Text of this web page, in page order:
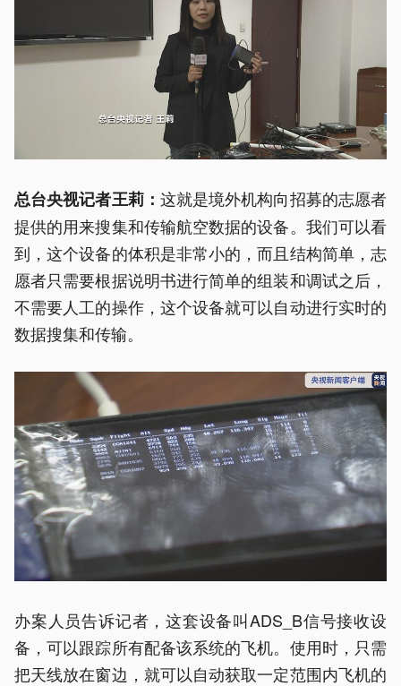
总台央视记者王莉： 这就是境外机构向招募的志愿者
提供的用来搜集和传输航空数据的设备。我们可以看
到，这个设备的体积是非常小的，而且结构简单，志
愿者只需要根据说明书进行简单的组装和调试之后，
不需要人工的操作，这个设备就可以自动进行实时的
数据搜集和传输。
办案人员告诉记者，这套设备叫ADS_B信号接收设
备，可以跟踪所有配备该系统的飞机。使用时，只需
把天线放在窗边，就可以自动获取一定范围内飞机的